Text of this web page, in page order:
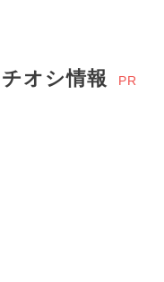
オシ情報 PR